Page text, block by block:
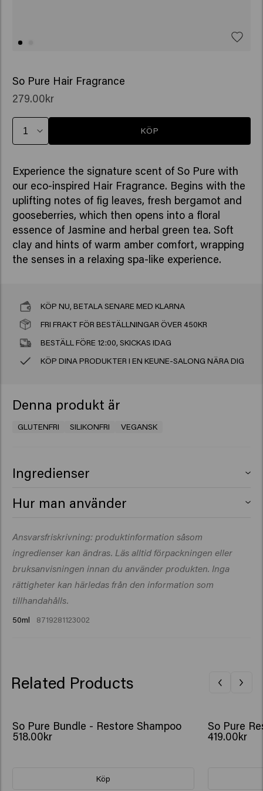
So Pure Hair Fragrance
279.00kr
KÖP
Experience the signature scent of So Pure with
our eco-inspired Hair Fragrance. Begins with the
uplifting notes of fig leaves, fresh bergamot and
gooseberries, which then opens into a floral
essence of Jasmine and herbal green tea. Soft
clay and hints of warm amber comfort, wrapping
the senses in a relaxing spa-like experience.
KÖP NU, BETALA SENARE MED KLARNA
FRI FRAKT FÖR BESTÄLLNINGAR ÖVER 450KR
BESTÄLL FÖRE 12:00, SKICKAS IDAG
KÖP DINA PRODUKTER I EN KEUNE-SALONG NÄRA DIG
Denna produkt är
GLUTENFRI SILIKONFRI VEGANSK
Ingredienser
Castor Oil, Parfum (Fragrance), Isopropyl Myristate,
Limonene, Linalool.
Hur man använder
length distance throughout the hair, then give your hair
a flip to emit the fresh So Pure Scent.
Ansvarsfriskrivning: produktinformation såsom
ingredienser kan ändras. Läs alltid förpackningen eller
bruksanvisningen innan du använder produkten. Inga
rättigheter kan härledas från den information som
tillhandahålls.
50ml 8719281123002
Related Products
So Pure Bundle - Restore Shampoo
518.00kr
Köp
So Pure
419.00kr